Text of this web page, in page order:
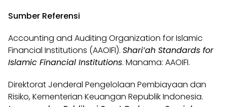
Sumber Referensi
Accounting and Auditing Organization for Islamic
Financial Institutions (AAOIFI). Shari’ah Standards for
Islamic Financial Institutions. Manama: AAOIFI.
Direktorat Jenderal Pengelolaan Pembiayaan dan
Risiko, Kementerian Keuangan Republik Indonesia.